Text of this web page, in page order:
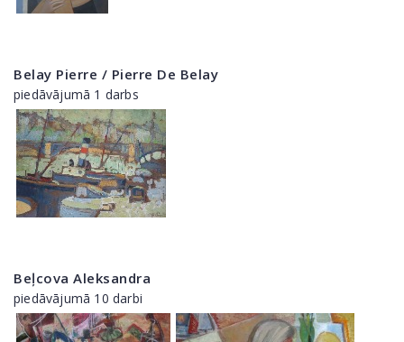
Belay Pierre / Pierre De Belay
piedāvājumā 1 darbs
Beļcova Aleksandra
piedāvājumā 10 darbi